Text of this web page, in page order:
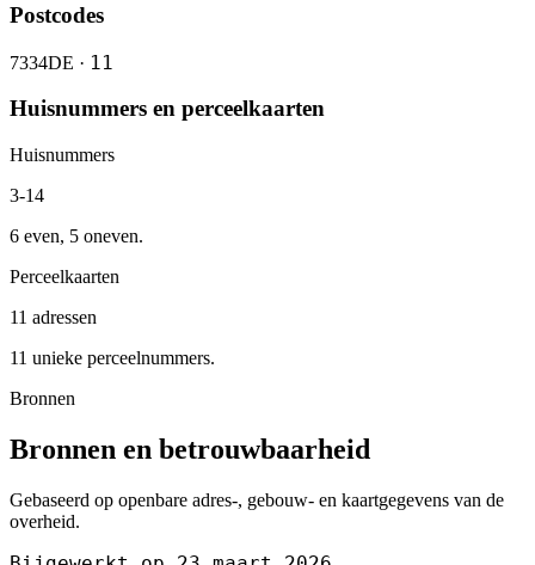
Postcodes
7334DE · 11
Huisnummers en perceelkaarten
Huisnummers
3-14
6 even, 5 oneven.
Perceelkaarten
11 adressen
11 unieke perceelnummers.
Bronnen
Bronnen en betrouwbaarheid
Gebaseerd op openbare adres-, gebouw- en kaartgegevens van de
overheid.